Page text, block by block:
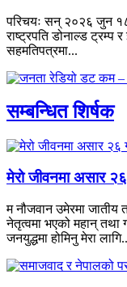
परिचयः सन् २०२६ जुन १८
राष्ट्रपति डोनाल्ड ट्रम्प
सहमतिपत्रमा...
सम्बन्धित शिर्षक
मेरो जीवनमा असार
म नौजवान उमेरमा जातीय
नेतृत्वमा भएको महान् तथा
जनयुद्धमा होमिनु मेरा